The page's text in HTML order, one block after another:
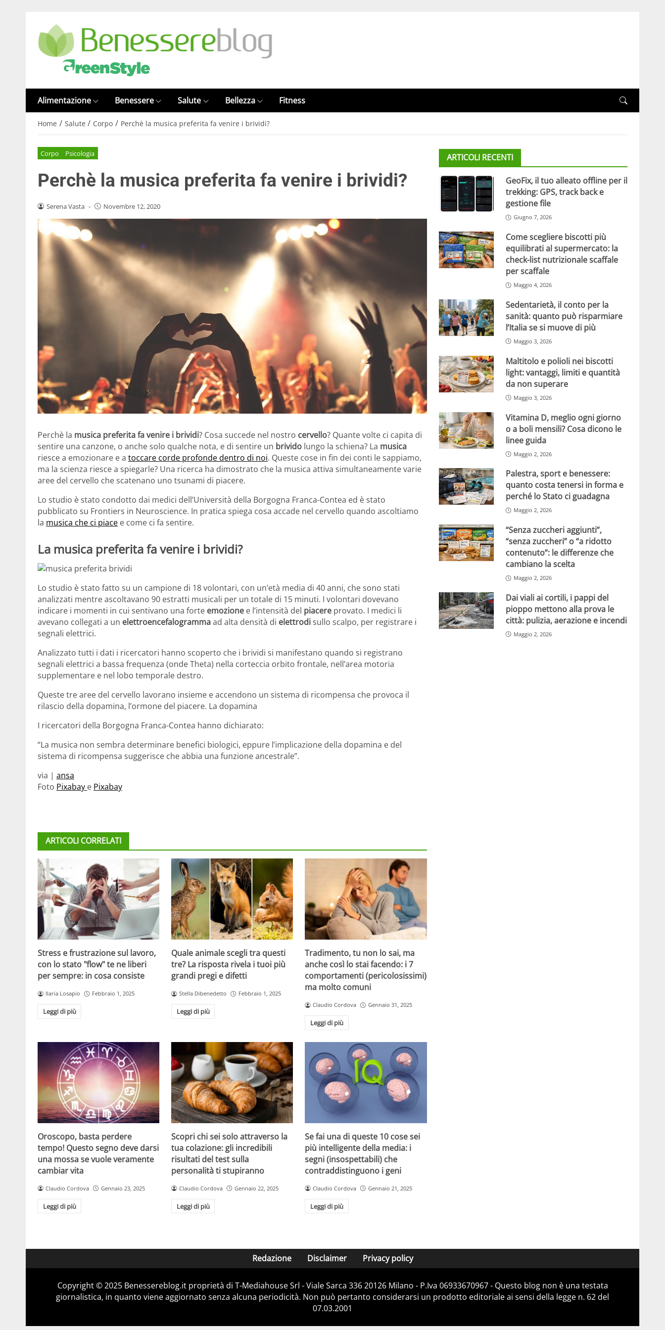
Alimentazione Benessere Salute Bellezza Fitness
Home / Salute / Corpo / Perchè la musica preferita fa venire i brividi?
Corpo Psicologia
Perchè la musica preferita fa venire i brividi?
Serena Vasta - Novembre 12, 2020
Perchè la musica preferita fa venire i brividi? Cosa succede nel nostro cervello? Quante volte ci capita di
sentire una canzone, o anche solo qualche nota, e di sentire un brivido lungo la schiena? La musica
riesce a emozionare e a toccare corde profonde dentro di noi. Queste cose in fin dei conti le sappiamo,
ma la scienza riesce a spiegarle? Una ricerca ha dimostrato che la musica attiva simultaneamente varie
aree del cervello che scatenano uno tsunami di piacere.
Lo studio è stato condotto dai medici dell’Università della Borgogna Franca-Contea ed è stato
pubblicato su Frontiers in Neuroscience. In pratica spiega cosa accade nel cervello quando ascoltiamo
la musica che ci piace e come ci fa sentire.
La musica preferita fa venire i brividi?
Lo studio è stato fatto su un campione di 18 volontari, con un’età media di 40 anni, che sono stati
analizzati mentre ascoltavano 90 estratti musicali per un totale di 15 minuti. I volontari dovevano
indicare i momenti in cui sentivano una forte emozione e l’intensità del piacere provato. I medici li
avevano collegati a un elettroencefalogrammaad alta densità di elettrodisullo scalpo, per registrare i
segnali elettrici.
Analizzato tutti i dati i ricercatori hanno scoperto che i brividi si manifestano quando si registrano
segnali elettrici a bassa frequenza (onde Theta) nella corteccia orbito frontale, nell’area motoria
supplementare e nel lobo temporale destro.
Queste tre aree del cervello lavorano insieme e accendono un sistema di ricompensa che provoca il
rilascio della dopamina, l’ormone del piacere. La dopamina
I ricercatori della Borgogna Franca-Contea hanno dichiarato:
“La musica non sembra determinare benefici biologici, eppure l’implicazione della dopamina e del
sistema di ricompensa suggerisce che abbia una funzione ancestrale”.
via | ansa
Foto Pixabay e Pixabay
ARTICOLI CORRELATI
Stress e frustrazione sul lavoro,
con lo stato "flow" te ne liberi
per sempre: in cosa consiste
Ilaria Losapio Febbraio 1, 2025
Leggi di più
Quale animale scegli tra questi
tre? La risposta rivela i tuoi più
grandi pregi e difetti
Stella Dibenedetto Febbraio 1, 2025
Leggi di più
Tradimento, tu non lo sai, ma
anche così lo stai facendo: i 7
comportamenti (pericolosissimi)
ma molto comuni
Claudio Cordova Gennaio 31, 2025
Leggi di più
Oroscopo, basta perdere
tempo! Questo segno deve darsi
una mossa se vuole veramente
cambiar vita
Claudio Cordova Gennaio 23, 2025
Leggi di più
Scopri chi sei solo attraverso la
tua colazione: gli incredibili
risultati del test sulla
personalità ti stupiranno
Claudio Cordova Gennaio 22, 2025
Leggi di più
Se fai una di queste 10 cose sei
più intelligente della media: i
segni (insospettabili) che
contraddistinguono i geni
Claudio Cordova Gennaio 21, 2025
Leggi di più
ARTICOLI RECENTI
GeoFix, il tuo alleato offline per il
trekking: GPS, track back e
gestione file
Giugno 7, 2026
Come scegliere biscotti più
equilibrati al supermercato: la
check-list nutrizionale scaffale
per scaffale
Maggio 4, 2026
Sedentarietà, il conto per la
sanità: quanto può risparmiare
l’Italia se si muove di più
Maggio 3, 2026
Maltitolo e polioli nei biscotti
light: vantaggi, limiti e quantità
da non superare
Maggio 3, 2026
Vitamina D, meglio ogni giorno
o a boli mensili? Cosa dicono le
linee guida
Maggio 2, 2026
Palestra, sport e benessere:
quanto costa tenersi in forma e
perché lo Stato ci guadagna
Maggio 2, 2026
“Senza zuccheri aggiunti”,
“senza zuccheri” o “a ridotto
contenuto”: le differenze che
cambiano la scelta
Maggio 2, 2026
Dai viali ai cortili, i pappi del
pioppo mettono alla prova le
città: pulizia, aerazione e incendi
Maggio 2, 2026
Redazione Disclaimer Privacy policy
Copyright © 2025 Benessereblog.it proprietà di T-Mediahouse Srl - Viale Sarca 336 20126 Milano - P.Iva 06933670967 - Questo blog non è una testata
giornalistica, in quanto viene aggiornato senza alcuna periodicità. Non può pertanto considerarsi un prodotto editoriale ai sensi della legge n. 62 del
07.03.2001